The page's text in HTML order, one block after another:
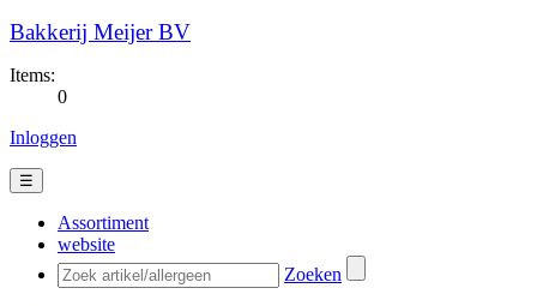
Bakkerij Meijer BV
Items:
0
Inloggen
☰
Assortiment
website
Zoeken